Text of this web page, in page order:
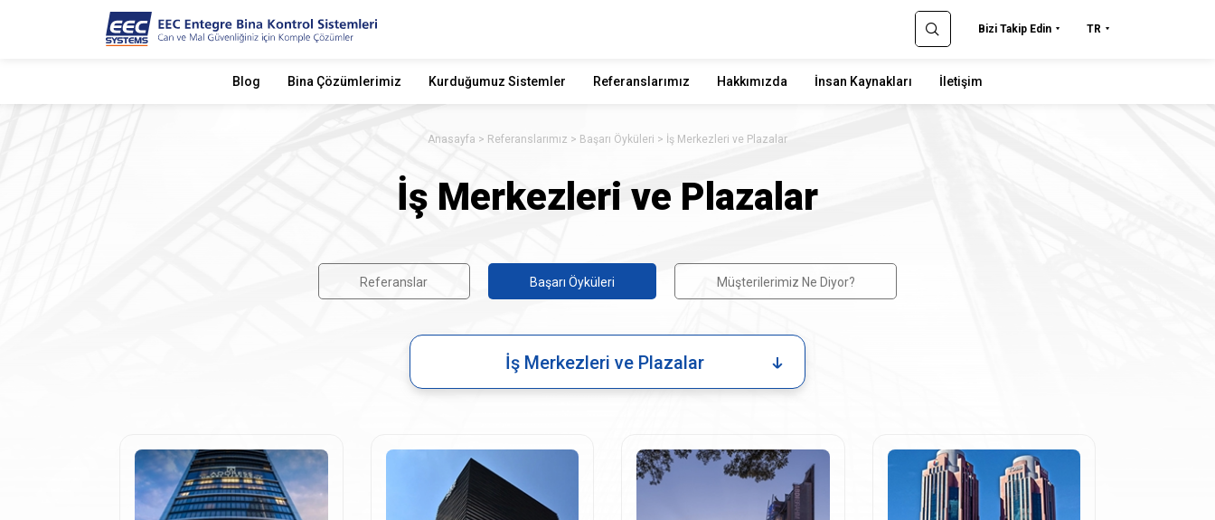
Bizi Takip Edin TR
Blog Bina Çözümlerimiz Kurduğumuz Sistemler Referanslarımız Hakkımızda İnsan Kaynakları İletişim
Anasayfa Referanslarımız Başarı Öyküleri İş Merkezleri ve Plazalar
İş Merkezleri ve Plazalar
Referanslar Başarı Öyküleri Müşterilerimiz Ne Diyor?
İş Merkezleri ve Plazalar